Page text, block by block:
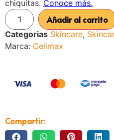
Añadir al carrito
Categorias Skincare,
Marca: Celimax
Compartir: